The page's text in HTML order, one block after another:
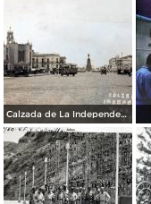
Calzada de La Independencia Guadalajara, Jalisco. ( Circulada el 10 de Febrero de 1931 ).